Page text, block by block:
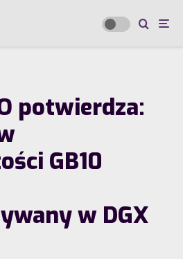
potwierdza:
GB10
w DGX